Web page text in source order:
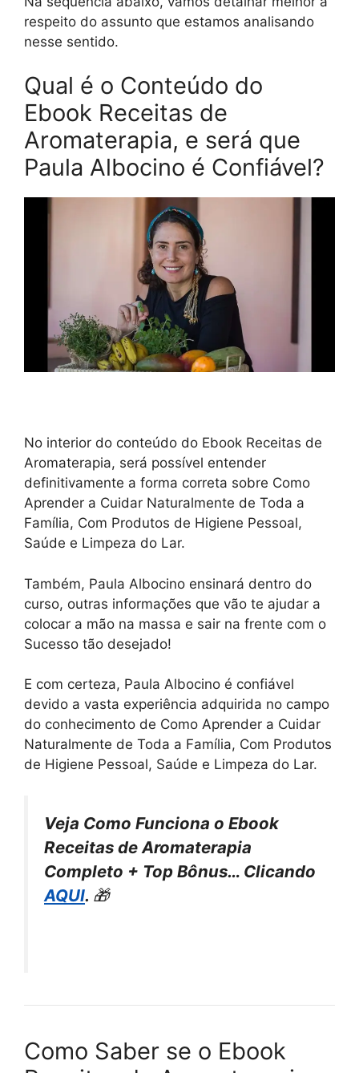
respeito do assunto que estamos analisando
nesse sentido.
Qual é o Conteúdo do
Ebook Receitas de
Aromaterapia, e será que
Paula Albocino é Confiável?
No interior do conteúdo do Ebook Receitas de
Aromaterapia, será possível entender
definitivamente a forma correta sobre Como
Aprender a Cuidar Naturalmente de Toda a
Família, Com Produtos de Higiene Pessoal,
Saúde e Limpeza do Lar.
Também, Paula Albocino ensinará dentro do
curso, outras informações que vão te ajudar a
colocar a mão na massa e sair na frente com o
Sucesso tão desejado!
E com certeza, Paula Albocino é confiável
devido a vasta experiência adquirida no campo
do conhecimento de Como Aprender a Cuidar
Naturalmente de Toda a Família, Com Produtos
de Higiene Pessoal, Saúde e Limpeza do Lar.
Veja Como Funciona o Ebook
Receitas de Aromaterapia
Completo + Top Bônus… Clicando
AQUI. 🎁
Como Saber se o Ebook